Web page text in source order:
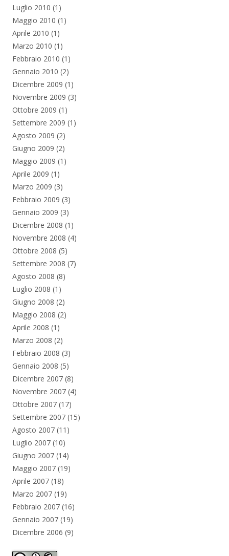
Luglio 2010 (1)
Maggio 2010 (1)
Aprile 2010 (1)
Marzo 2010 (1)
Febbraio 2010 (1)
Gennaio 2010 (2)
Dicembre 2009 (1)
Novembre 2009 (3)
Ottobre 2009 (1)
Settembre 2009 (1)
Agosto 2009 (2)
Giugno 2009 (2)
Maggio 2009 (1)
Aprile 2009 (1)
Marzo 2009 (3)
Febbraio 2009 (3)
Gennaio 2009 (3)
Dicembre 2008 (1)
Novembre 2008 (4)
Ottobre 2008 (5)
Settembre 2008 (7)
Agosto 2008 (8)
Luglio 2008 (1)
Giugno 2008 (2)
Maggio 2008 (2)
Aprile 2008 (1)
Marzo 2008 (2)
Febbraio 2008 (3)
Gennaio 2008 (5)
Dicembre 2007 (8)
Novembre 2007 (4)
Ottobre 2007 (17)
Settembre 2007 (15)
Agosto 2007 (11)
Luglio 2007 (10)
Giugno 2007 (14)
Maggio 2007 (19)
Aprile 2007 (18)
Marzo 2007 (19)
Febbraio 2007 (16)
Gennaio 2007 (19)
Dicembre 2006 (9)